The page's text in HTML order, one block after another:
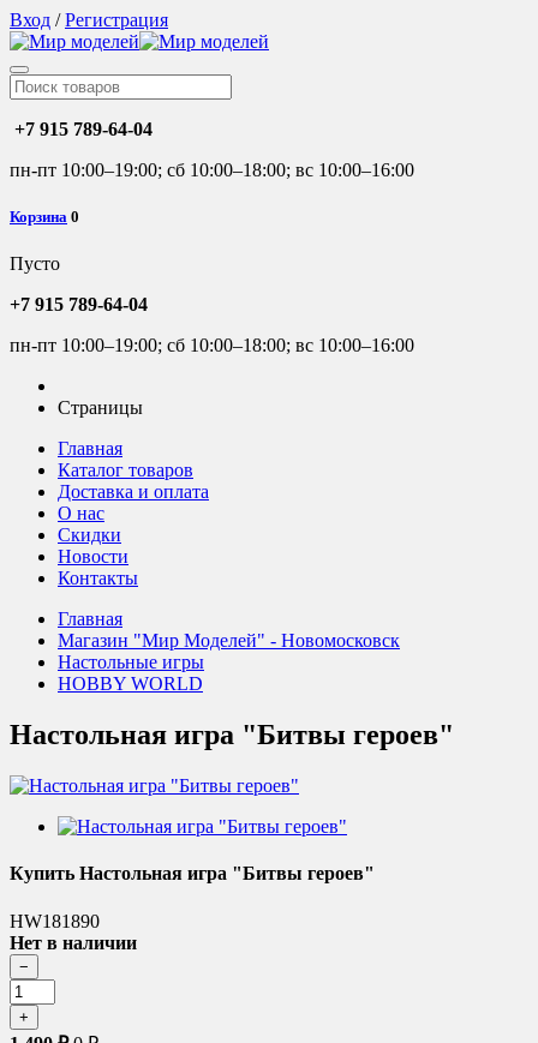
Вход /Регистрация
+7 915 789-64-04
пн-пт 10:00–19:00; сб 10:00–18:00; вс 10:00–16:00
Корзина 0
Пусто
+7 915 789-64-04
пн-пт 10:00–19:00; сб 10:00–18:00; вс 10:00–16:00
Страницы
Главная
Каталог товаров
Доставка и оплата
О нас
Скидки
Новости
Контакты
Главная
Магазин "Мир Моделей" - Новомосковск
Настольные игры
HOBBY WORLD
Настольная игра "Битвы героев"
Купить Настольная игра "Битвы героев"
HW181890
Нет в наличии